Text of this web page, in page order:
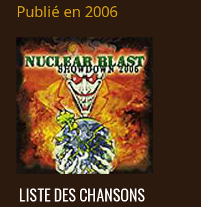
DIFFUSION
PRESSE
PIGGY
CONTACT
CONNEXION
Publié en 2006
LISTE DES CHANSONS